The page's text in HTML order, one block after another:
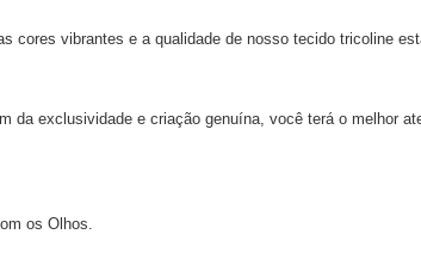
cores vibrantes e a qualidade de nosso tecido tricoline
da exclusividade e criação genuína, você terá o melhor
os Olhos.